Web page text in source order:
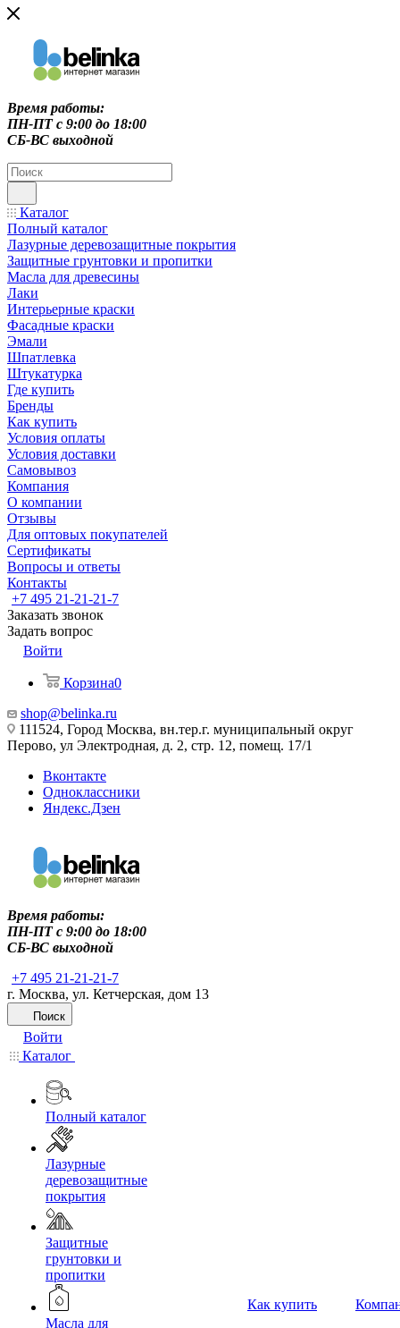
Время работы:
ПН-ПТ c 9:00 до 18:00
СБ-ВС выходной
Каталог
Полный каталог
Лазурные деревозащитные покрытия
Защитные грунтовки и пропитки
Масла для древесины
Лаки
Интерьерные краски
Фасадные краски
Эмали
Шпатлевка
Штукатурка
Где купить
Бренды
Как купить
Условия оплаты
Условия доставки
Самовывоз
Компания
О компании
Отзывы
Для оптовых покупателей
Сертификаты
Вопросы и ответы
Контакты
+7 495 21-21-21-7
Заказать звонок
Задать вопрос
Войти
Корзина0
shop@belinka.ru
111524, Город Москва, вн.тер.г. муниципальный округ
Перово, ул Электродная, д. 2, стр. 12, помещ. 17/1
Вконтакте
Одноклассники
Яндекс.Дзен
Время работы:
ПН-ПТ c 9:00 до 18:00
СБ-ВС выходной
+7 495 21-21-21-7
г. Москва, ул. Кетчерская, дом 13
Поиск
Войти
Каталог
Полный каталог
Лазурные
деревозащитные
покрытия
Защитные
грунтовки и
пропитки
Масла для
Как купить